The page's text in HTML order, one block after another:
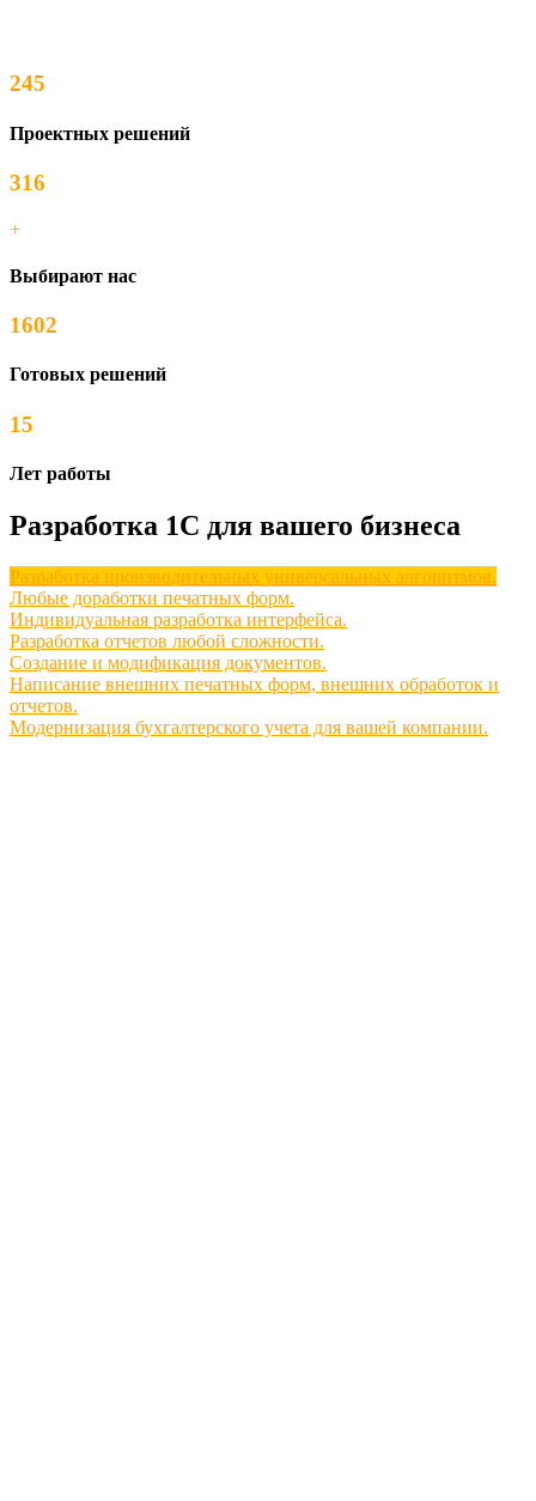
245
Проектных решений
316
+
Выбирают нас
1602
Готовых решений
15
Лет работы
Разработка 1С для вашего бизнеса
Разработка производительных универсальных алгоритмов.
Любые доработки печатных форм.
Индивидуальная разработка интерфейса.
Разработка отчетов любой сложности.
Создание и модификация документов.
Написание внешних печатных форм, внешних обработок и
отчетов.
Модернизация бухгалтерского учета для вашей компании.